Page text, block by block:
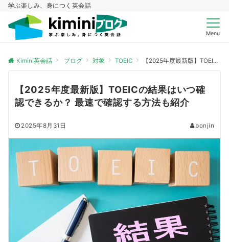
学ぶ楽しみ、身につく英会話
Menu
Kimini英会話 ブログ 対象 TOEIC 【2025年度最新版】TOEICの結果はいつ確認できるか？ 最速で確認する方法も紹介
【2025年度最新版】TOEICの結果はいつ確
認できるか？ 最速で確認する方法も紹介
2025年8月31日 bonjin